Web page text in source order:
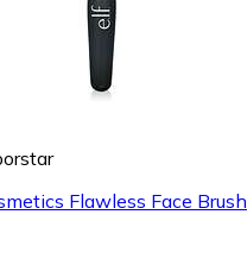
Flawless Face Brush